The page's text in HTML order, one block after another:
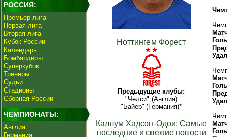
РОССИЯ:
Премьер-лига
Первая лига
Вторая лига
Кубок России
Календарь
Бомбардиры
Суперкубок
Тренеры
Судьи
Стадионы
Сборная России
ЧЕМПИОНАТЫ:
Англия
Германия
Ноттингем Форест
Предыдущие клубы:
"Челси" (Англия)
"Байер" (Германия)*
Каллум Хадсон-Одои: Самые
последние и свежие новости